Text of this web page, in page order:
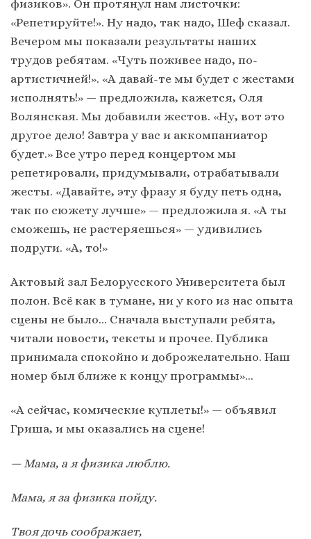
физиков». Он протянул нам листочки:
«Репетируйте!». Ну надо, так надо, Шеф сказал.
Вечером мы показали результаты наших
трудов ребятам. «Чуть поживее надо, по-
артистичней!». «А давай-те мы будет с жестами
исполнять!» — предложила, кажется, Оля
Волянская. Мы добавили жестов. «Ну, вот это
другое дело! Завтра у вас и аккомпаниатор
будет.» Все утро перед концертом мы
репетировали, придумывали, отрабатывали
жесты. «Давайте, эту фразу я буду петь одна,
так по сюжету лучше» — предложила я. «А ты
сможешь, не растеряешься» — удивились
подруги. «А, то!»
Актовый зал Белорусского Университета был
полон. Всё как в тумане, ни у кого из нас опыта
сцены не было… Сначала выступали ребята,
читали новости, тексты и прочее. Публика
принимала спокойно и доброжелательно. Наш
номер был ближе к концу программы»…
«А сейчас, комические куплеты!» — объявил
Гриша, и мы оказались на сцене!
— Мама, а я физика люблю.
Мама, я за физика пойду.
Твоя дочь соображает,